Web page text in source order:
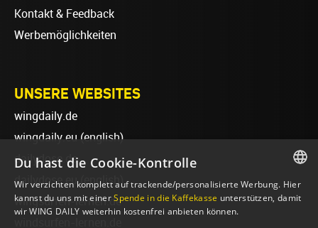
Kontakt & Feedback
Werbemöglichkeiten
UNSERE WEBSITES
wingdaily.de
wingdaily.eu(english)
dailydose.de
dailydose.eu (english)
wingsurfen-lernen.de
GERMAN
Du hast die Cookie-Kontrolle
Wir verzichten komplett auf trackende/personalisierte Werbung. Hier
kannst du uns mit einerSpende in die Kaffekasse unterstützen, damit
wir WING DAILY weiterhin kostenfrei anbieten können.